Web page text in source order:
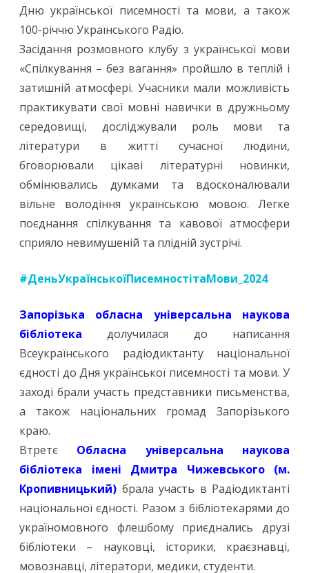
Дню української писемності та мови, а також
100-річчю Українського Радіо.
Засідання розмовного клубу з української мови
«Спілкування – без вагання» пройшло в теплій і
затишній атмосфері. Учасники мали можливість
практикувати свої мовні навички в дружньому
середовищі, досліджували роль мови та
літератури в житті сучасної людини,
бговорювали цікаві літературні новинки,
обмінювались думками та вдосконалювали
вільне володіння українською мовою. Легке
поєднання спілкування та кавової атмосфери
сприяло невимушеній та плідній зустрічі.
#ДеньУкраїнськоїПисемностітаМови_2024
Запорізька обласна універсальна наукова
бібліотека долучилася до написання
Всеукраїнського радіодиктанту національної
єдності до Дня української писемності та мови. У
заході брали участь представники письменства,
а також національних громад Запорізького
краю.
Втретє Обласна універсальна наукова
бібліотека імені Дмитра Чижевського (м.
Кропивницький) брала участь в Радіодиктанті
національної єдності. Разом з бібліотекарями до
україномовного флешбому приєднались друзі
бібліотеки – науковці, історики, краєзнавці,
мовознавці, літератори, медики, студенти.